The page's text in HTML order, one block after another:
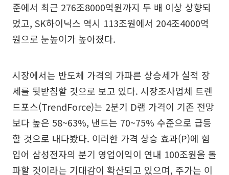
준에서 최근 276조8000억원까지 두 배 이상 상향되
었고, SK하이닉스 역시 113조원에서 204조4000억
원으로 눈높이가 높아졌다.
시장에서는 반도체 가격의 가파른 상승세가 실적 장
세를 뒷받침할 것으로 보고 있다. 시장조사업체 트렌
드포스(TrendForce)는 2분기 D램 가격이 기존 전망
보다 높은 58~63%, 낸드는 70~75% 수준으로 급등
할 것으로 내다봤다. 이러한 가격 상승 효과(P)에 힘
입어 삼성전자의 분기 영업이익이 연내 100조원을 돌
파할 것이라는 기대감이 확산되고 있으며, 주가는 이